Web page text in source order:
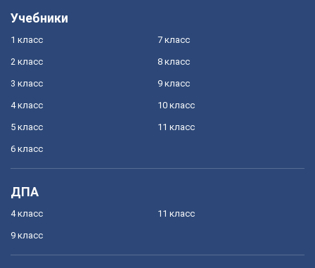
Учебники
1 класс
2 класс
3 класс
4 класс
5 класс
6 класс
7 класс
8 класс
9 класс
10 класс
11 класс
ДПА
4 класс
9 класс
11 класс